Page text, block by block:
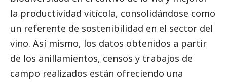
la productividad vitícola, consolidándose como
un referente de sostenibilidad en el sector del
vino. Así mismo, los datos obtenidos a partir
de los anillamientos, censos y trabajos de
campo realizados están ofreciendo una